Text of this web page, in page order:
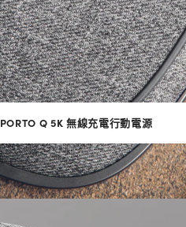
PORTO Q 5K 無線充電行動電源